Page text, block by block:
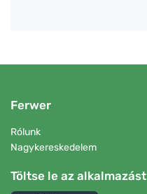
Ferwer
Rólunk
Nagykereskedelem
Töltse le az alkalmazást